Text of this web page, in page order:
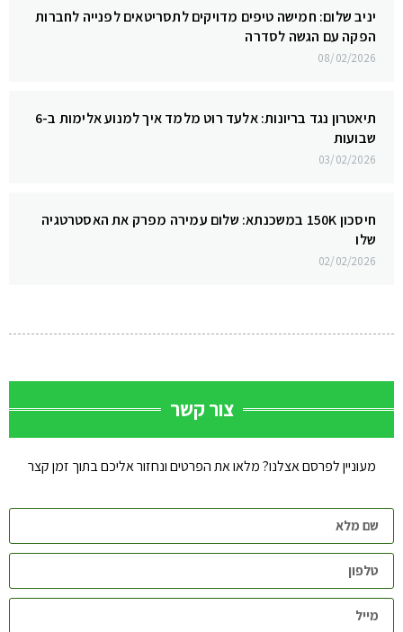
יניב שלום: חמישה טיפים מדויקים לתסריטאים לפנייה לחברות
הפקה עם הגשה לסדרה
08/02/2026
תיאטרון נגד בריונות: אלעד רוט מלמד איך למנוע אלימות ב-6
שבועות
03/02/2026
חיסכון 150K במשכנתא: שלום עמירה מפרק את האסטרטגיה
שלו
02/02/2026
צור קשר
מעוניין לפרסם אצלנו? מלאו את הפרטים ונחזור אליכם בתוך זמן קצר